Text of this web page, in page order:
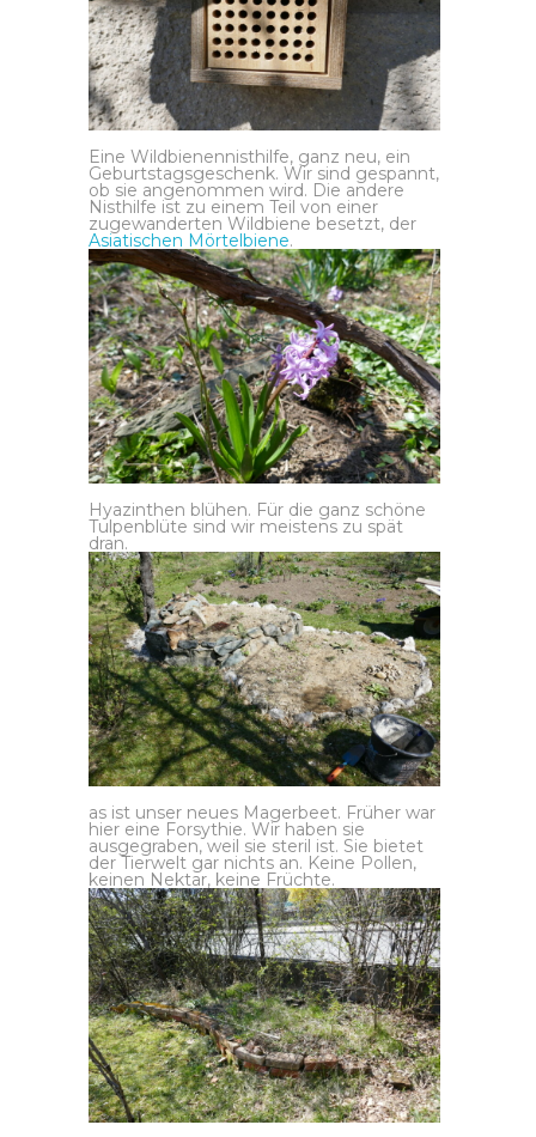
Eine Wildbienennisthilfe, ganz neu, ein
Geburtstagsgeschenk. Wir sind gespannt,
ob sie angenommen wird. Die andere
Nisthilfe ist zu einem Teil von einer
zugewanderten Wildbiene besetzt, der
Asiatischen Mörtelbiene.
Hyazinthen blühen. Für die ganz schöne
Tulpenblüte sind wir meistens zu spät
dran.
as ist unser neues Magerbeet. Früher war
hier eine Forsythie. Wir haben sie
ausgegraben, weil sie steril ist. Sie bietet
der Tierwelt gar nichts an. Keine Pollen,
keinen Nektar, keine Früchte.